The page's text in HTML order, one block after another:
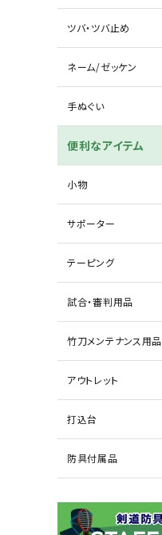
ツバ・ツバ止め
ネーム/ゼッケン
手ぬぐい
便利なアイテム
小物
サポーター
テーピング
試合・審判用品
竹刀メンテナンス用品
アウトレット
打込台
防具付属品